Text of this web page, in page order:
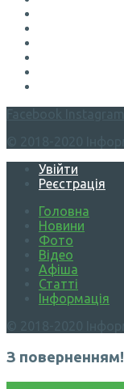
Увійти
Реєстрація
Головна
Новини
Фото
Відео
Афіша
Статті
Інформація
З поверненням!